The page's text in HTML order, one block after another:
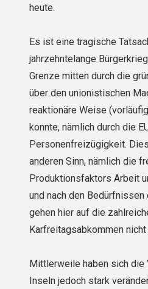
heute.
Es ist eine tragische
jahrzehntelange
Grenze mitten durch die
über den unionistischen
reaktionäre Weise
konnte, nämlich durch die
Personenfreizügigkeit.
anderen Sinn, nämlich die
Produktionsfaktors Arbeit
und nach den
gehen hier auf die
Karfreitagsabkommen nicht
Mittlerweile haben sich die
Inseln jedoch stark